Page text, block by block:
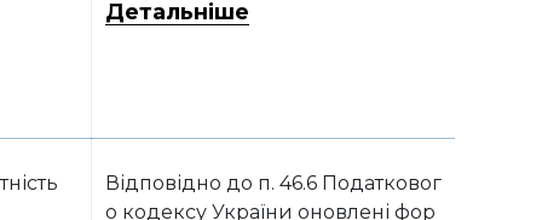
ком якої є Міністерство аграрної
Детальніше
Відповідно до п. 46.6 Податковог
о кодексу України оновлені фор